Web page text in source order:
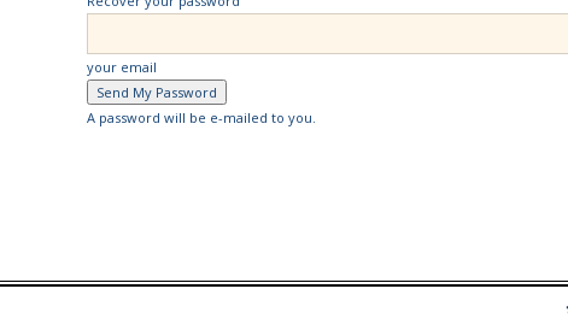
your email
A password will be e-mailed to you.